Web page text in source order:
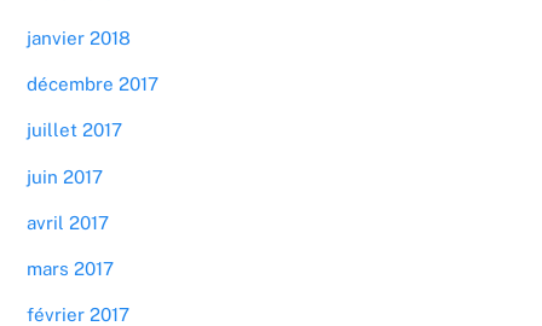
janvier 2018
décembre 2017
juillet 2017
juin 2017
avril 2017
mars 2017
février 2017